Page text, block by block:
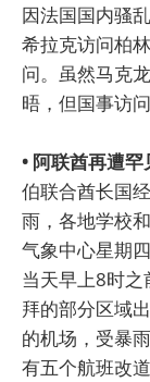
因法国国内骚
希拉克访问柏
问。虽然马克
晤，但国事访
• 阿联酋再遭
伯联合酋长国
雨，各地学校
气象中心星期
当天早上8时
拜的部分区域
的机场，受暴
有五个航班改